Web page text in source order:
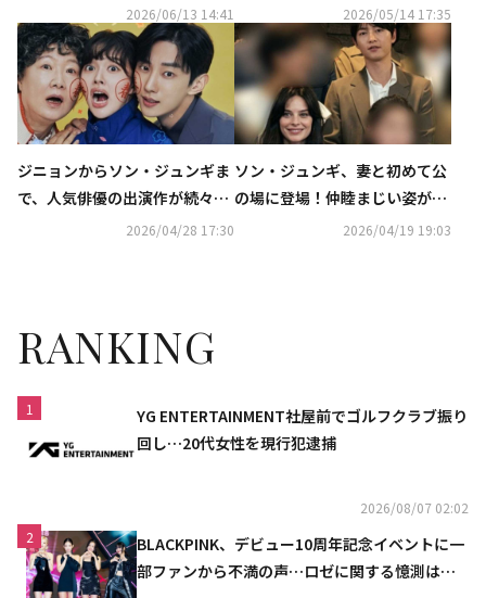
USIC AWARDS』2026年6月20
日（土）夜6時より、「ABEM
A」にて日韓同時・独占無料生
中継が決定
2026/06/13 14:41
ブクラウド」2027年上半期に放
送へ
2026/05/14 17:35
ジニョンからソン・ジュンギま
で、人気俳優の出演作が続々！
ソ・イングクのファンコンも…
2026/04/28 17:30
ソン・ジュンギ、妻と初めて公
の場に登場！仲睦まじい姿が話
2026/04/19 19:03
RANKING
1
YG ENTERTAINMENT社屋前でゴルフクラブ振り
回し…20代女性を現行犯逮捕
2026/08/07 02:02
2
BLACKPINK、デビュー10周年記念イベントに一
部ファンから不満の声…ロゼに関する憶測は否